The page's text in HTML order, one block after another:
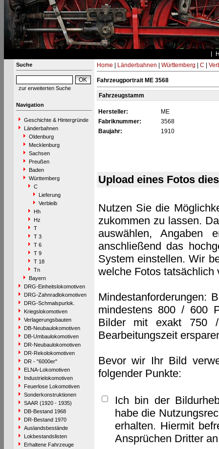
Suche
zur erweiterten Suche
Navigation
Geschichte & Hintergründe
Länderbahnen
Oldenburg
Mecklenburg
Sachsen
Preußen
Baden
Württemberg
C
Lieferung
Verbleib
Hh
Hz
T
T 3
T 6
T 9
T 18
Tn
Bayern
DRG-Einheitslokomotiven
DRG-Zahnradlokomotiven
DRG-Schmalspurlok.
Kriegslokomotiven
Verlagerungsbauten
DB-Neubaulokomotiven
DB-Umbaulokomotiven
DR-Neubaulokomotiven
DR-Rekolokomotiven
DR - "6000er"
ELNA-Lokomotiven
Industrielokomotiven
Feuerlose Lokomotiven
Sonderkonstruktionen
SAAR (1920 - 1935)
DB-Bestand 1968
DR-Bestand 1970
Auslandsbestände
Lokbestandslisten
Erhaltene Fahrzeuge
Home Länderbahnen Württemberg C
Fahrzeugportrait ME 3568
Fahrzeugstamm
Hersteller:
ME
Fabriknummer:
3568
Baujahr:
1910
Upload eines Fotos
Nutzen Sie die
zukommen zu lassen.
auswählen, Angaben
anschließend das
System einstellen. Wir
welche Fotos tatsächlich
Mindestanforderungen:
mindestens 800 / 600
Bilder mit exakt 750
Bearbeitungszeit
Bevor wir Ihr Bild
folgender Punkte:
Ich bin der
habe die
erhalten. Hiermit
Ansprüchen Dritter